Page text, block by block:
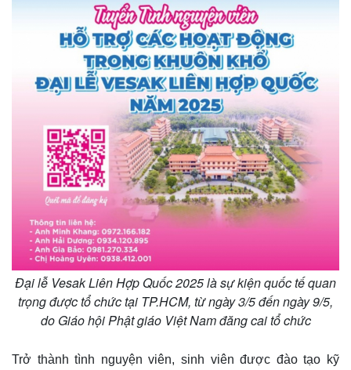
Quan sát
Cuộc sống đó đây
Multimedia
Video
Ảnh
E-Magazine
Infographic
Đại lễ Vesak Liên Hợp Quốc 2025 là sự kiện quốc tế quan
trọng được tổ chức tại TP.HCM, từ ngày 3/5 đến ngày 9/5,
do Giáo hội Phật giáo Việt Nam đăng cai tổ chức
Trở thành tình nguyện viên, sinh viên được đào tạo kỹ